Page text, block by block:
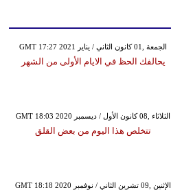
GMT 17:27 2021 الجمعة ,01 كانون الثاني / يناير
يحالفك الحظ في الايام الأولى من الشهر
GMT 18:03 2020 الثلاثاء ,08 كانون الأول / ديسمبر
تتخلص هذا اليوم من بعض القلق
GMT 18:18 2020 الإثنين ,09 تشرين الثاني / نوفمبر